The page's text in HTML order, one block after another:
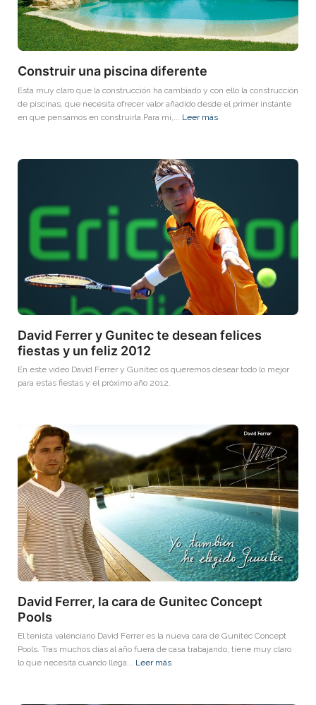
Construir una piscina diferente
Esta muy claro que la construcción ha cambiado y con ello la construcción
de piscinas, que necesita ofrecer valor añadido desde el primer instante
en que pensamos en construirla.Para mi,... Leer más
David Ferrer y Gunitec te desean felices
fiestas y un feliz 2012
En este video David Ferrer y Gunitec os queremos desear todo lo mejor
para estas fiestas y el próximo año 2012.
David Ferrer, la cara de Gunitec Concept
Pools
El tenista valenciano David Ferrer es la nueva cara de Gunitec Concept
Pools. Tras muchos días al año fuera de casa trabajando, tiene muy claro
lo que necesita cuando llega... Leer más